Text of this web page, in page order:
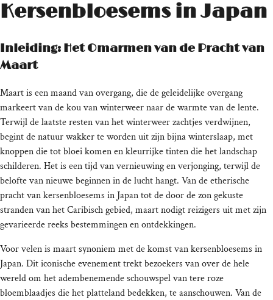
Kersenbloesems in Japan
Inleiding: Het Omarmen van de Pracht van
Maart
Maart is een maand van overgang, die de geleidelijke overgang
markeert van de kou van winterweer naar de warmte van de lente.
Terwijl de laatste resten van het winterweer zachtjes verdwijnen,
begint de natuur wakker te worden uit zijn bijna winterslaap, met
knoppen die tot bloei komen en kleurrijke tinten die het landschap
schilderen. Het is een tijd van vernieuwing en verjonging, terwijl de
belofte van nieuwe beginnen in de lucht hangt. Van de etherische
pracht van kersenbloesems in Japan tot de door de zon gekuste
stranden van het Caribisch gebied, maart nodigt reizigers uit met zijn
gevarieerde reeks bestemmingen en ontdekkingen.
Voor velen is maart synoniem met de komst van kersenbloesems in
Japan. Dit iconische evenement trekt bezoekers van over de hele
wereld om het adembenemende schouwspel van tere roze
bloemblaadjes die het platteland bedekken, te aanschouwen. Van de